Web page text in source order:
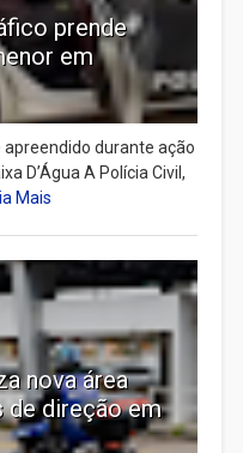
prende
em
durante ação
D’Água A Polícia Civil,
Mais
nova área
de direção em